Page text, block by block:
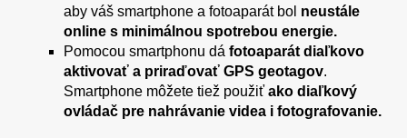
aby váš smartphone a fotoaparát bol neustále
online s minimálnou spotrebou energie.
Pomocou smartphonu dá fotoaparát diaľkovo
aktivovať a priraďovať GPS geotagov.
Smartphone môžete tiež použiť ako diaľkový
ovládač pre nahrávanie videa i fotografovanie.